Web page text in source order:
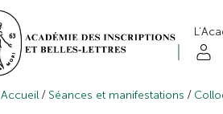
Accueil / Séances et manifestations /